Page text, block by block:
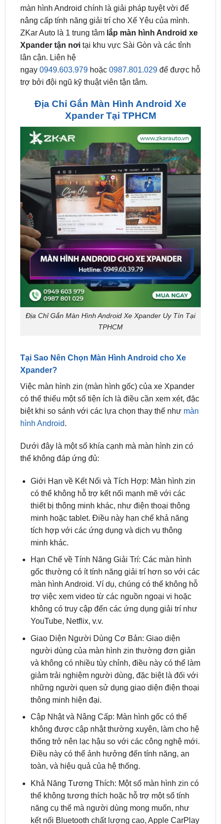
ZKar Auto là 1 trung tâmlắp màn hình Android xe
Xpander tận nơitại khu vực Sài Gòn và các tỉnh
lân cận. Liên hệ
ngay0949.603.979hoặc0987.801.029để được hỗ
trợ bởi đội ngũ kỹ thuật viên tận tâm.
Địa Chỉ Gắn Màn Hình Android Xe
Địa Chỉ Gắn Màn Hình Android Xe Xpander Uy Tín Tại
Tại Sao Nên Chọn Màn Hình Android cho Xe
Việc màn hình zin (màn hình gốc) của xe Xpander
có thể thiếu một số tiện ích là điều cần xem xét, đặc
biệt khi so sánh với các lựa chọn thay thế nhưmàn
hình Android.
Dưới đây là một số khía cạnh mà màn hình zin có
Giới Hạn về Kết Nối và Tích Hợp: Màn hình zin
thiết bị thông minh khác, như điện thoại thông
minh hoặc tablet. Điều này hạn chế khả năng
tích hợp với các ứng dụng và dịch vụ thông
minh khác.
Hạn Chế về Tính Năng Giải Trí: Các màn hình
gốc thường có ít tính năng giải trí hơn so với các
màn hình Android. Ví dụ, chúng có thể không hỗ
trợ việc xem video từ các nguồn ngoại vi hoặc
không có truy cập đến các ứng dụng giải trí như
YouTube, Netflix, v.v.
Giao Diện Người Dùng Cơ Bản: Giao diện
người dùng của màn hình zin thường đơn giản
và không có nhiều tùy chỉnh, điều này có thể làm
giảm trải nghiệm người dùng, đặc biệt là đối với
những người quen sử dụng giao diện điện thoại
thông minh hiện đại.
Cập Nhật và Nâng Cấp: Màn hình gốc có thể
không được cập nhật thường xuyên, làm cho hệ
thống trở nên lạc hậu so với các công nghệ mới.
Điều này có thể ảnh hưởng đến tính năng, an
toàn, và hiệu quả của hệ thống.
Khả Năng Tương Thích: Một số màn hình zin có
thể không tương thích hoặc hỗ trợ một số tính
năng cụ thể mà người dùng mong muốn, như
kết nối Bluetooth chất lượng cao, Apple CarPlay
hoặc Android Auto.